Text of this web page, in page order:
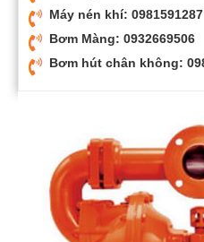
Máy nén khí: 0981591287
Bơm Màng: 0932669506
Bơm hút chân không: